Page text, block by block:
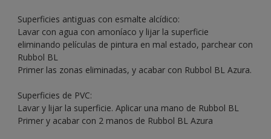
Superficies antiguas con esmalte alcídico:
Lavar con agua con amoníaco y lijar la superficie
eliminando películas de pintura en mal estado, parchear con
Rubbol BL
Primer las zonas eliminadas, y acabar con Rubbol BL Azura.
Superficies de PVC:
Lavar y lijar la superficie. Aplicar una mano de Rubbol BL
Primer y acabar con 2 manos de Rubbol BL Azura